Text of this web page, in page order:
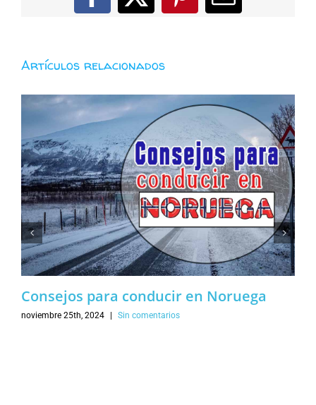
Facebook
X PinterestCorreo
Artículos relacionados
Consejos para conducir en Noruega
noviembre 25th, 2024 | Sin comentarios